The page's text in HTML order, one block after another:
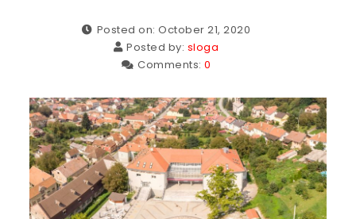
Posted on: October 21, 2020
Posted by: sloga
Comments: 0